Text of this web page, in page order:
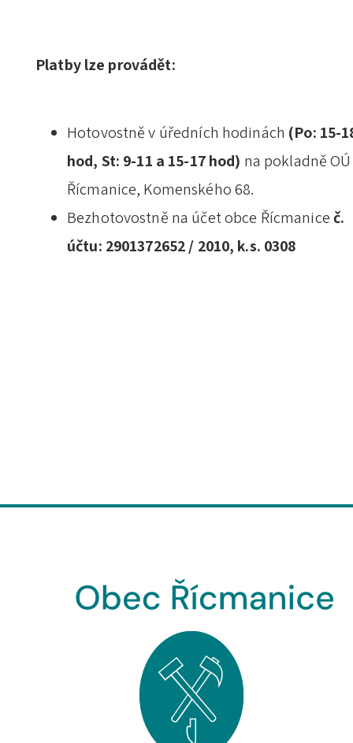
Platby lze provádět:
Hotovostně v úředních hodinách (Po: 15-
hod, St: 9-11 a 15-17 hod) na pokladně OÚ
Řícmanice, Komenského 68.
Bezhotovostně na účet obce Řícmaniceč.
účtu: 2901372652 / 2010, k.s. 0308